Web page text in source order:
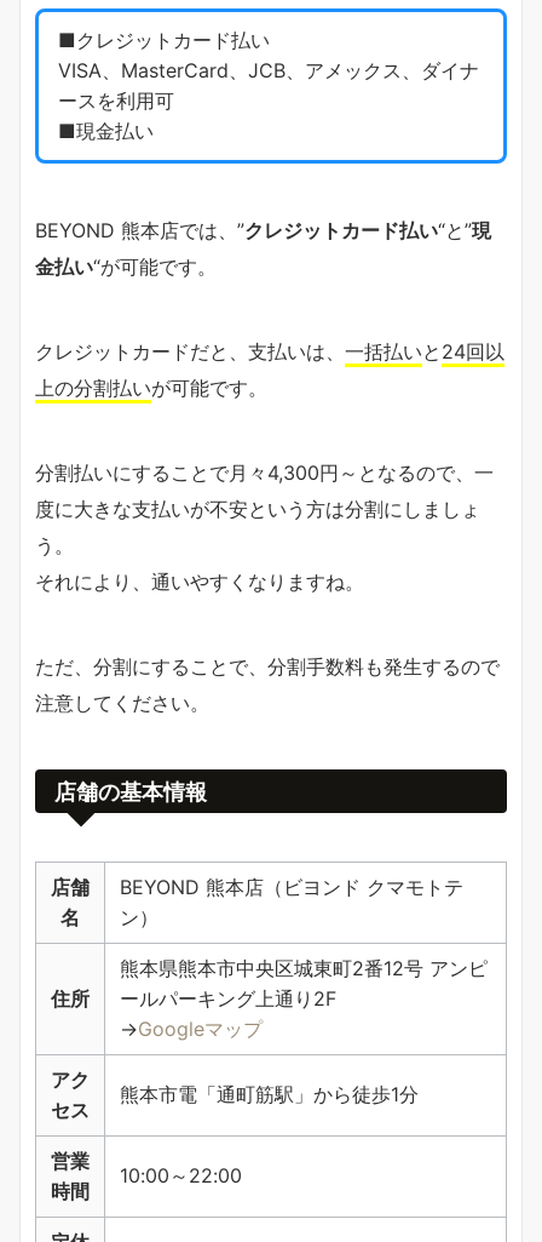
■クレジットカード払い
VISA、MasterCard、JCB、アメックス、ダイナ
ースを利用可
■現金払い
BEYOND 熊本店では、”クレジットカード払い“と”現
金払い“が可能です。
クレジットカードだと、支払いは、 一括払いと 24回以
上の分割払いが可能です。
分割払いにすることで月々4,300円～となるので、一
度に大きな支払いが不安という方は分割にしましょ
う。
それにより、通いやすくなりますね。
ただ、分割にすることで、分割手数料も発生するので
注意してください。
店舗の基本情報
店舗
名
BEYOND 熊本店（ビヨンド クマモトテ
ン）
住所
熊本県熊本市中央区城東町2番12号 アンピ
ールパーキング上通り2F
→Googleマップ
アク
セス
熊本市電「通町筋駅」から徒歩1分
営業
時間
10:00～22:00